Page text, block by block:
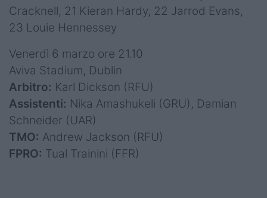
Cracknell, 21 Kieran Hardy, 22 Jarrod Evans,
23 Louie Hennessey
Venerdì 6 marzo ore 21.10
Aviva Stadium, Dublin
Arbitro: Karl Dickson (RFU)
Assistenti: Nika Amashukeli (GRU), Damian
Schneider (UAR)
TMO: Andrew Jackson (RFU)
FPRO: Tual Trainini (FFR)